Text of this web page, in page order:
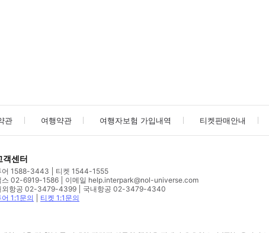
관 여행약관 여행자보험 가입내역 티켓판매안내
객센터
어 1588-3443
티켓 1544-1555
스 02-6919-1586
이메일 help.interpark@nol-universe.com
외항공 02-3479-4399
국내항공 02-3479-4340
어 1:1문의
티켓 1:1문의